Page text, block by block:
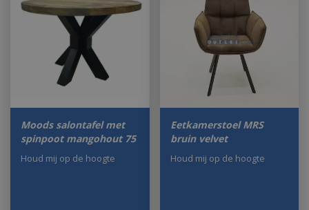
Moods salontafel met
spinpoot mangohout 75
Houd mij op de hoogte
Eetkamerstoel MRS
bruin velvet
Houd mij op de hoogte